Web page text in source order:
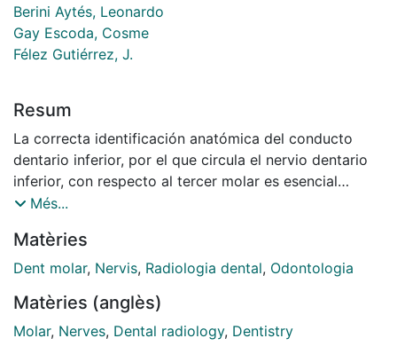
Berini Aytés, Leonardo
Gay Escoda, Cosme
Félez Gutiérrez, J.
Resum
La correcta identificación anatómica del conducto
dentario inferior, por el que circula el nervio dentario
inferior, con respecto al tercer molar es esencial
cuando es preciso practicar la exéresis de los cordales
ambas estructuras condiciona la posibilidad de
lesionar dicho nervio. En este artículo, se revisa el
comentan las diferentes técnicas de diagnóstico por la
imagen (ortopantomografía, radiografías periapicales
Més...
Matèries
Dent molar, Nervis, Radiologia dental, Odontologia
Matèries (anglès)
Molar, Nerves, Dental radiology, Dentistry